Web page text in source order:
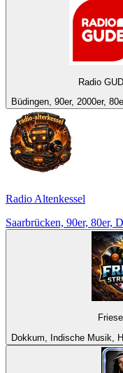
Radio
Büdingen, 90er, 2000er,
Radio Altenkessel
Saarbrücken, 90er, 80er,
Dokkum, Indische Musik,